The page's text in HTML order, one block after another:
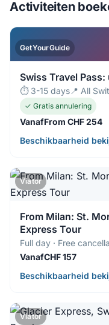
Activiteiten
GetYourGuide
Swiss Travel
⏱ 3-15 days📍 All
✓ Gratis annulering
VanafFrom CHF 254
Beschikbaarheid
Viator
From Milan: St.
Express Tour
Full day · Free
VanafCHF 157
Beschikbaarheid
Viator